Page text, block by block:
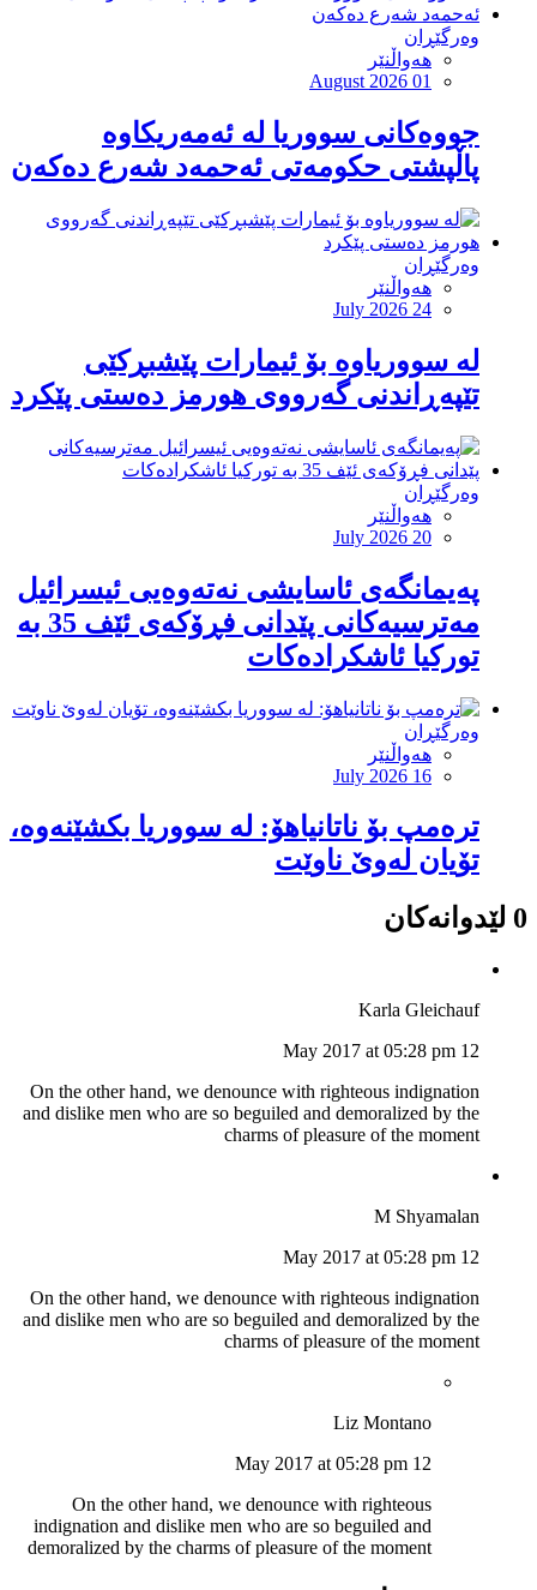
وەرگێڕان
هەواڵنێر
August 2026 01
جووەكانی سووریا لە ئەمەریكاوە
پاڵپشتی حكومەتی ئەحمەد شەرع دەكەن
وەرگێڕان
هەواڵنێر
July 2026 24
لە سووریاوە بۆ ئیمارات پێشبڕکێى
تێپەڕاندنى گەرووى هورمز دەستى پێکرد
وەرگێڕان
هەواڵنێر
July 2026 20
پەیمانگەی ئاسایشی نەتەوەیی ئیسرائیل
مەترسیەكانی پێدانی فڕۆكەی ئێف 35 بە
توركیا ئاشكرادەكات
وەرگێڕان
هەواڵنێر
July 2026 16
ترەمپ بۆ ناتانیاهۆ: لە سووریا بکشێنەوە،
تۆیان لەوێ ناوێت
0 لێدوانەکان
Karla Gleichauf
12 May 2017 at 05:28 pm
On the other hand, we denounce with righteous indignation
and dislike men who are so beguiled and demoralized by the
charms of pleasure of the moment
M Shyamalan
12 May 2017 at 05:28 pm
On the other hand, we denounce with righteous indignation
and dislike men who are so beguiled and demoralized by the
charms of pleasure of the moment
Liz Montano
12 May 2017 at 05:28 pm
On the other hand, we denounce with righteous
indignation and dislike men who are so beguiled and
demoralized by the charms of pleasure of the moment